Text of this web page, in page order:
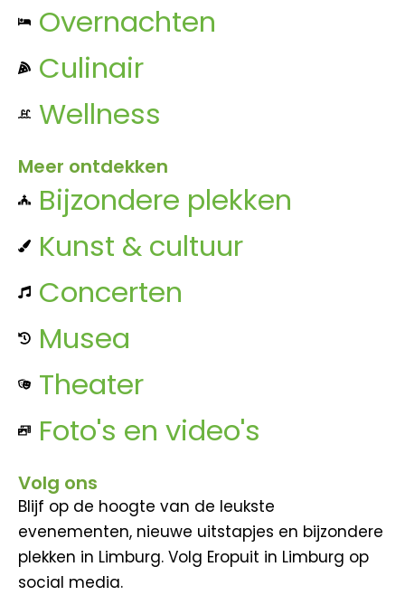
Overnachten
Culinair
Wellness
Meer ontdekken
Bijzondere plekken
Kunst & cultuur
Concerten
Musea
Theater
Foto's en video's
Volg ons
Blijf op de hoogte van de leukste
evenementen, nieuwe uitstapjes en bijzondere
plekken in Limburg. Volg Eropuit in Limburg op
social media.